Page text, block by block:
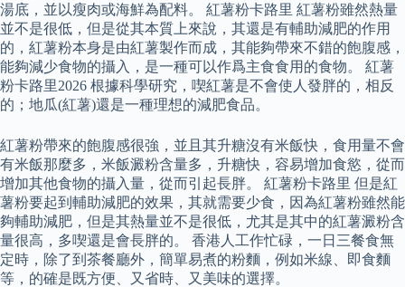
湯底，並以瘦肉或海鮮為配料。 紅薯粉卡路里 紅薯粉雖然熱量
並不是很低，但是從其本質上來說，其還是有輔助減肥的作用
的，紅薯粉本身是由紅薯製作而成，其能夠帶來不錯的飽腹感，
能夠減少食物的攝入，是一種可以作爲主食食用的食物。 紅薯
粉卡路里2026 根據科學研究，喫紅薯是不會使人發胖的，相反
的；地瓜(紅薯)還是一種理想的減肥食品。
紅薯粉帶來的飽腹感很強，並且其升糖沒有米飯快，食用量不會
有米飯那麼多，米飯澱粉含量多，升糖快，容易增加食慾，從而
增加其他食物的攝入量，從而引起長胖。 紅薯粉卡路里 但是紅
薯粉要起到輔助減肥的效果，其就需要少食，因為紅薯粉雖然能
夠輔助減肥，但是其熱量並不是很低，尤其是其中的紅薯澱粉含
量很高，多喫還是會長胖的。 香港人工作忙碌，一日三餐食無
定時，除了到茶餐廳外，簡單易煮的粉麵，例如米線、即食麵
等，的確是既方便、又省時、又美味的選擇。